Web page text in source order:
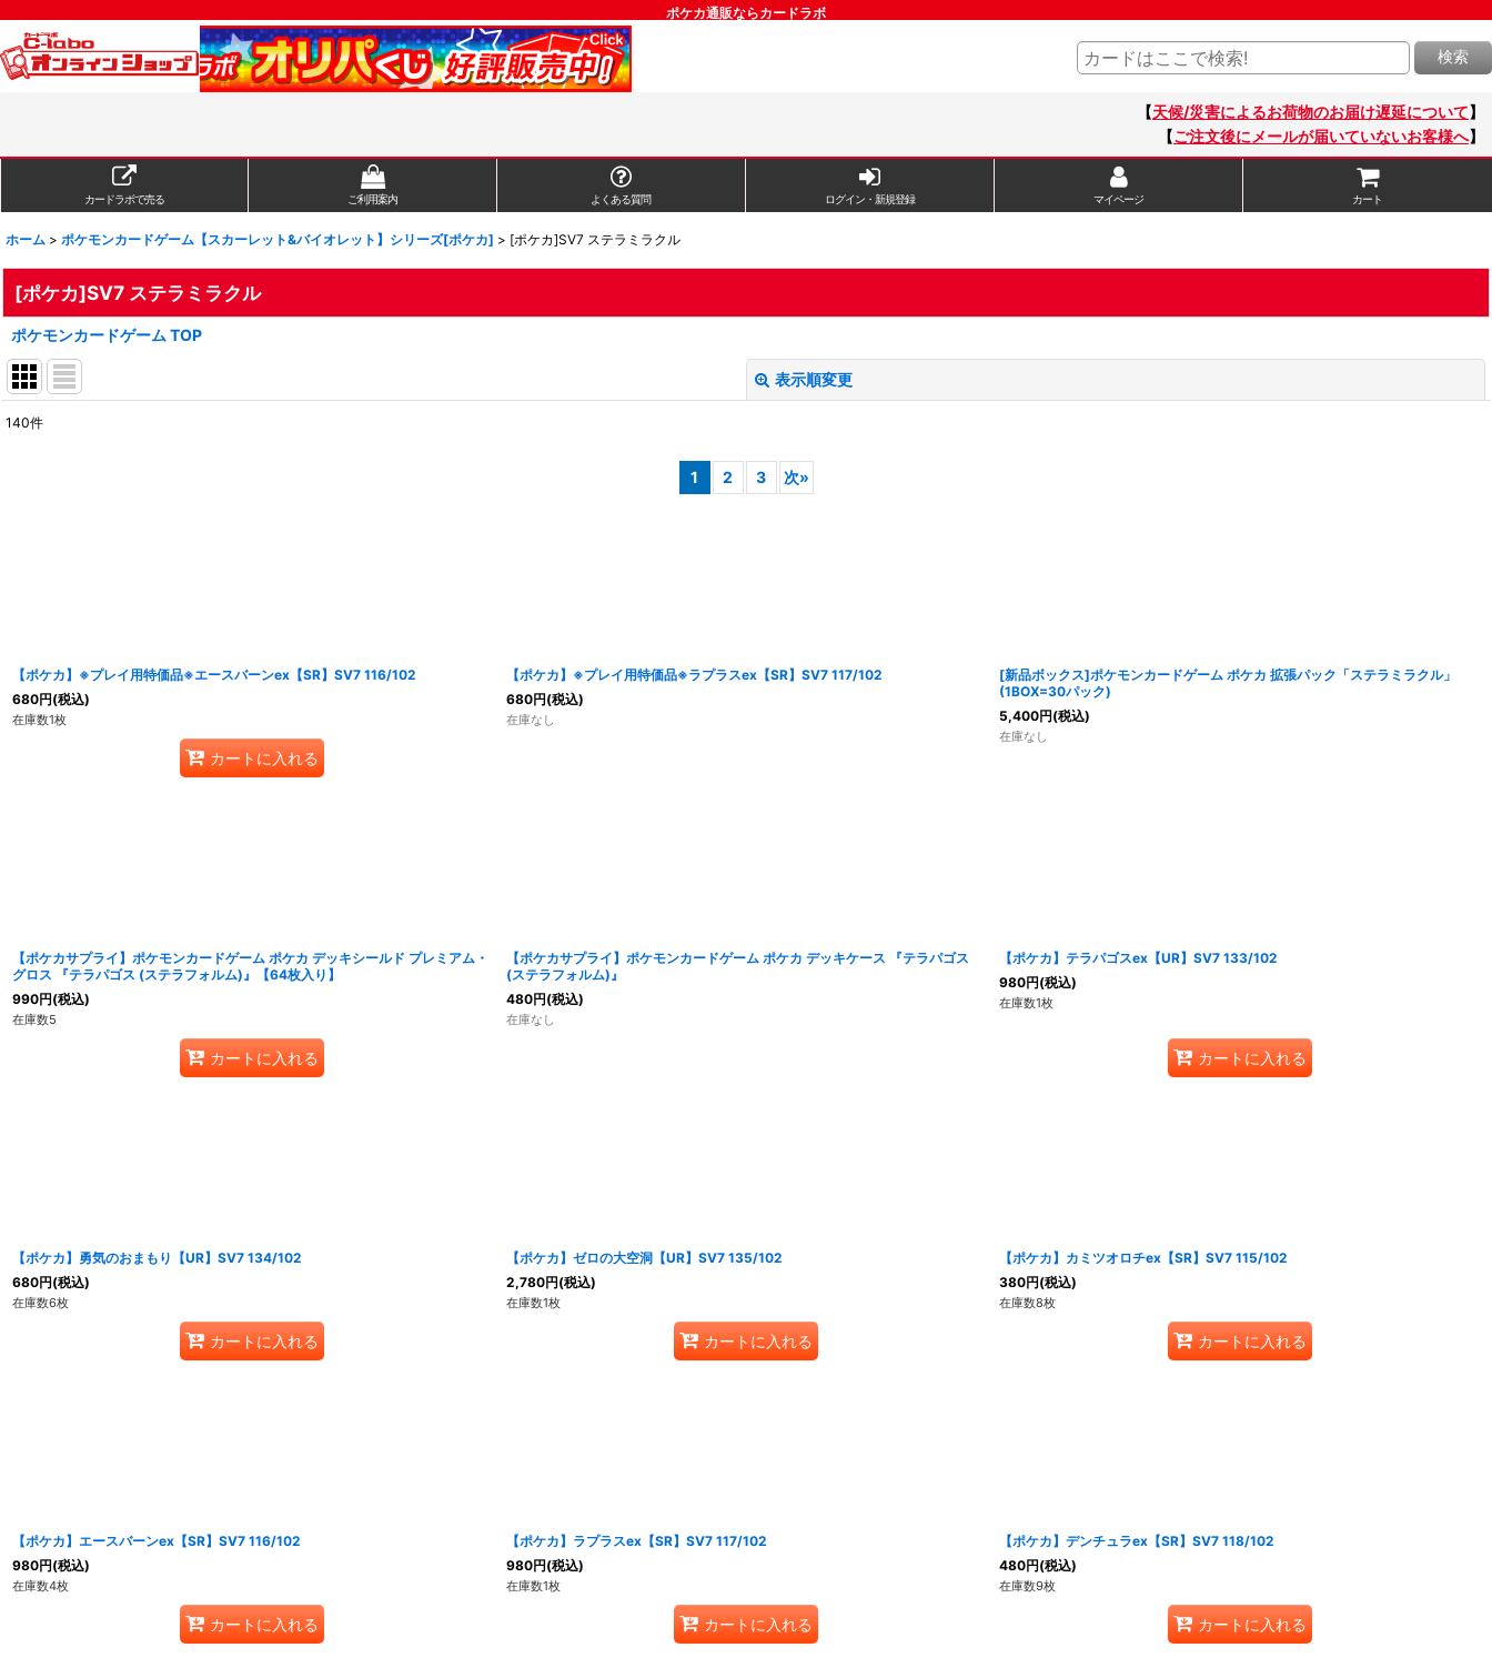
ポケカ通販ならカードラボ
検索
【天候/災害によるお荷物のお届け遅延について】
【ご注文後にメールが届いていないお客様へ】
カードラボで売る ご利用案内 よくある質問 ログイン・新規登録 マイページ カート
ホーム > ポケモンカードゲーム【スカーレット&バイオレット】シリーズ[ポケカ] > [ポケカ]SV7 ステラミラクル
[ポケカ]SV7 ステラミラクル
ポケモンカードゲーム TOP
表示順変更
140件
1 2 3 次»
【ポケカ】※プレイ用特価品※エースバーンex【SR】SV7 116/102
680円(税込)
在庫数1枚
カートに入れる
【ポケカ】※プレイ用特価品※ラプラスex【SR】SV7 117/102
680円(税込)
在庫なし
[新品ボックス]ポケモンカードゲーム ポケカ 拡張パック「ステラミラクル」
(1BOX=30パック)
5,400円(税込)
在庫なし
【ポケカサプライ】ポケモンカードゲーム ポケカ デッキシールド プレミアム・
グロス 『テラパゴス (ステラフォルム)』【64枚入り】
990円(税込)
在庫数5
カートに入れる
【ポケカサプライ】ポケモンカードゲーム ポケカ デッキケース 『テラパゴス
(ステラフォルム)』
480円(税込)
在庫なし
【ポケカ】テラパゴスex【UR】SV7 133/102
980円(税込)
在庫数1枚
カートに入れる
【ポケカ】勇気のおまもり【UR】SV7 134/102
680円(税込)
在庫数6枚
カートに入れる
【ポケカ】ゼロの大空洞【UR】SV7 135/102
2,780円(税込)
在庫数1枚
カートに入れる
【ポケカ】カミツオロチex【SR】SV7 115/102
380円(税込)
在庫数8枚
カートに入れる
【ポケカ】エースバーンex【SR】SV7 116/102
980円(税込)
在庫数4枚
カートに入れる
【ポケカ】ラプラスex【SR】SV7 117/102
980円(税込)
在庫数1枚
カートに入れる
【ポケカ】デンチュラex【SR】SV7 118/102
480円(税込)
在庫数9枚
カートに入れる